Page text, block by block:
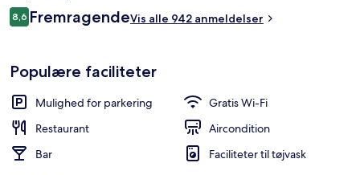
er
780 kr.
Anmeldelser
8,68,6 ud af 10.
FremragendeVis alle 942 anmeldelser
Populære faciliteter
Mulighed for parkering
Gratis Wi-Fi
Restaurant
Aircondition
Bar
Faciliteter til tøjvask